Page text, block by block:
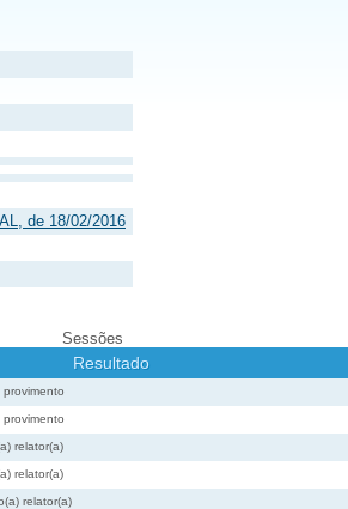
de 18/02/2016
Sessões
Resultado
relator(a)
relator(a)
relator(a)